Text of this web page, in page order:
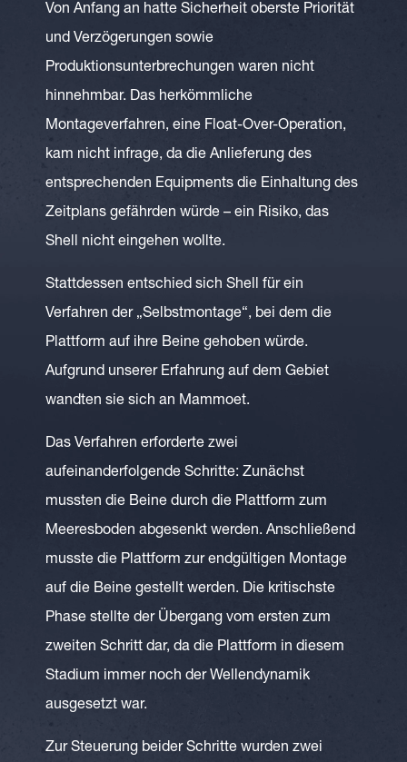
Von Anfang an hatte Sicherheit oberste Priorität
und Verzögerungen sowie
Produktionsunterbrechungen waren nicht
hinnehmbar. Das herkömmliche
Montageverfahren, eine Float-Over-Operation,
kam nicht infrage, da die Anlieferung des
entsprechenden Equipments die Einhaltung des
Zeitplans gefährden würde – ein Risiko, das
Shell nicht eingehen wollte.
Stattdessen entschied sich Shell für ein
Verfahren der „Selbstmontage“, bei dem die
Plattform auf ihre Beine gehoben würde.
Aufgrund unserer Erfahrung auf dem Gebiet
wandten sie sich an Mammoet.
Das Verfahren erforderte zwei
aufeinanderfolgende Schritte: Zunächst
mussten die Beine durch die Plattform zum
Meeresboden abgesenkt werden. Anschließend
musste die Plattform zur endgültigen Montage
auf die Beine gestellt werden. Die kritischste
Phase stellte der Übergang vom ersten zum
zweiten Schritt dar, da die Plattform in diesem
Stadium immer noch der Wellendynamik
ausgesetzt war.
Zur Steuerung beider Schritte wurden zwei